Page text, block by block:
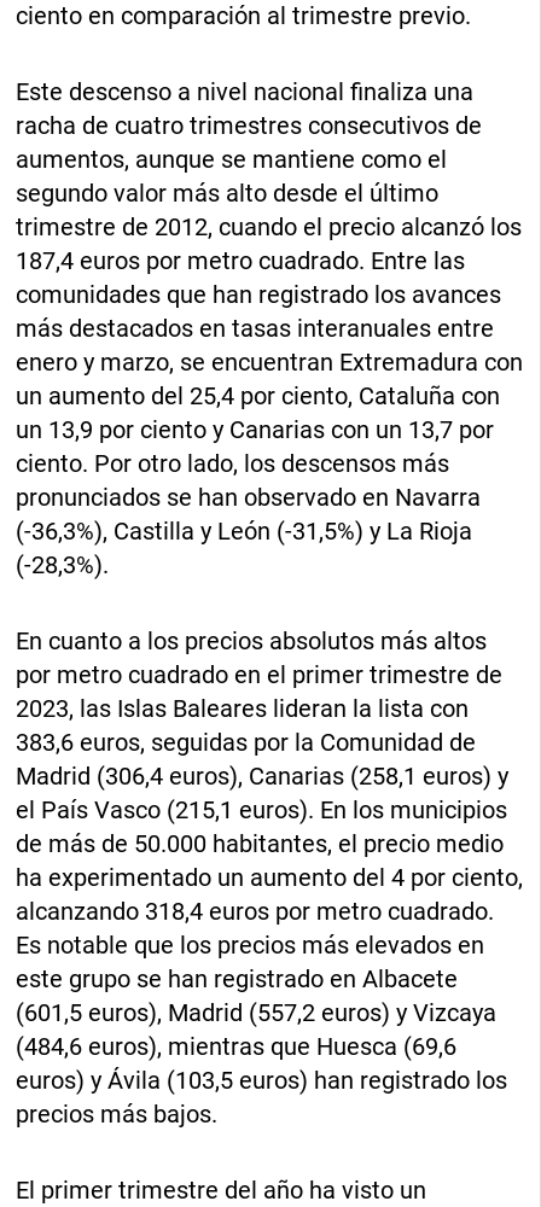
ciento en comparación al trimestre previo.
Este descenso a nivel nacional finaliza una
racha de cuatro trimestres consecutivos de
aumentos, aunque se mantiene como el
segundo valor más alto desde el último
trimestre de 2012, cuando el precio alcanzó los
187,4 euros por metro cuadrado. Entre las
comunidades que han registrado los avances
más destacados en tasas interanuales entre
enero y marzo, se encuentran Extremadura con
un aumento del 25,4 por ciento, Cataluña con
un 13,9 por ciento y Canarias con un 13,7 por
ciento. Por otro lado, los descensos más
pronunciados se han observado en Navarra
(-36,3%), Castilla y León (-31,5%) y La Rioja
(-28,3%).
En cuanto a los precios absolutos más altos
por metro cuadrado en el primer trimestre de
2023, las Islas Baleares lideran la lista con
383,6 euros, seguidas por la Comunidad de
Madrid (306,4 euros), Canarias (258,1 euros) y
el País Vasco (215,1 euros). En los municipios
de más de 50.000 habitantes, el precio medio
ha experimentado un aumento del 4 por ciento,
alcanzando 318,4 euros por metro cuadrado.
Es notable que los precios más elevados en
este grupo se han registrado en Albacete
(601,5 euros), Madrid (557,2 euros) y Vizcaya
(484,6 euros), mientras que Huesca (69,6
euros) y Ávila (103,5 euros) han registrado los
precios más bajos.
El primer trimestre del año ha visto un